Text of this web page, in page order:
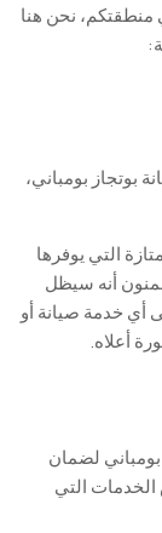
نحن هنا
بومباني،
التي يوفرها
أنه سيظل
خدمةصيانةأو
.
لضمان
التي